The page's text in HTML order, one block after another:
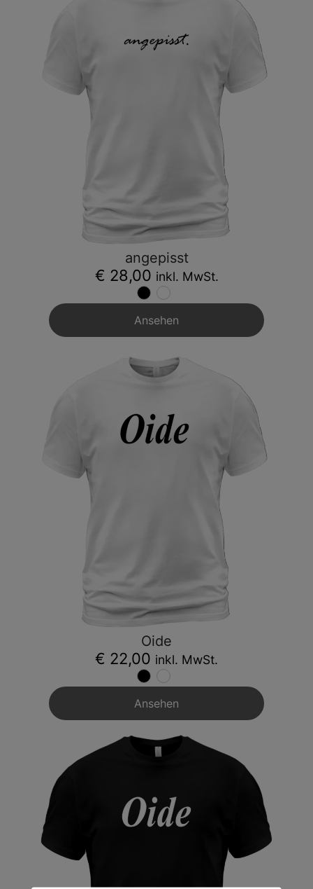
angepisst
€ 28,00 inkl. MwSt.
Ansehen
Oide
€ 22,00 inkl. MwSt.
Ansehen